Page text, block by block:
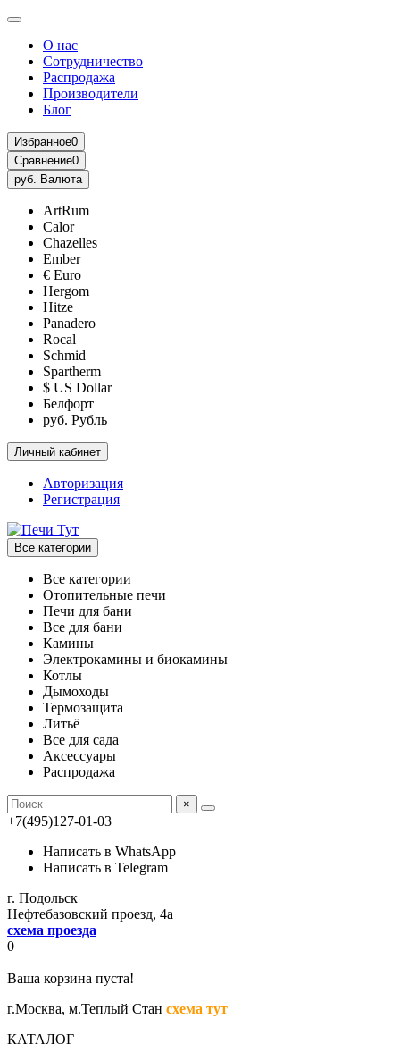
О нас
Сотрудничество
Распродажа
Производители
Блог
Избранное0
Сравнение0
руб. Валюта
ArtRum
Calor
Chazelles
Ember
€ Euro
Hergom
Hitze
Panadero
Rocal
Schmid
Spartherm
$ US Dollar
Белфорт
руб. Рубль
Личный кабинет
Авторизация
Регистрация
Все категории
Все категории
Отопительные печи
Печи для бани
Все для бани
Камины
Электрокамины и биокамины
Котлы
Дымоходы
Термозащита
Литьё
Все для сада
Аксессуары
Распродажа
×
+7(495)127-01-03
Написать в WhatsApp
Написать в Telegram
г. Подольск
Нефтебазовский проезд, 4а
схема проезда
0
Ваша корзина пуста!
г.Москва, м.Теплый Стан схема тут
КАТАЛОГ